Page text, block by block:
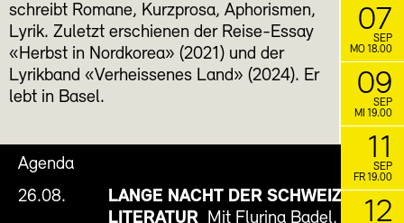
schreibt Romane, Kurzprosa, Aphorismen,
Lyrik. Zuletzt erschienen der Reise-Essay
«Herbst in Nordkorea» (2021) und der
Lyrikband «Verheissenes Land» (2024). Er
lebt in Basel.
Agenda
26.08.
LANGE NACHT DER SCHWEIZER
LITERATUR
Mit Flurina Badel, Rudolf
07
SEP
MO 18.00
09
SEP
MI 19.00
11
SEP
FR 19.00
12